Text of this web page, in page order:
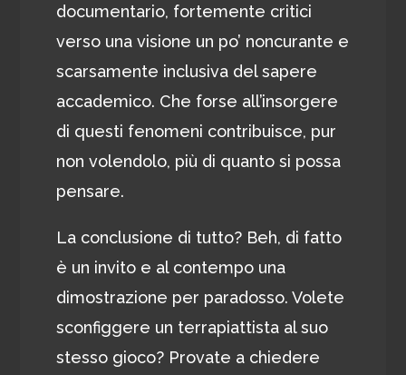
documentario, fortemente critici
verso una visione un po’ noncurante e
scarsamente inclusiva del sapere
accademico. Che forse all’insorgere
di questi fenomeni contribuisce, pur
non volendolo, più di quanto si possa
pensare.
La conclusione di tutto? Beh, di fatto
è un invito e al contempo una
dimostrazione per paradosso. Volete
sconfiggere un terrapiattista al suo
stesso gioco? Provate a chiedere